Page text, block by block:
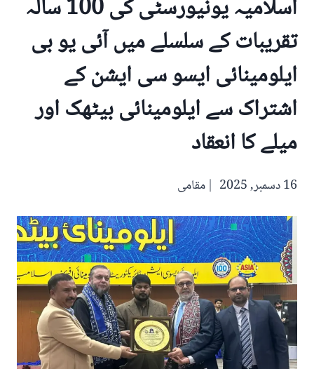
اسلامیہ یونیورسٹی کی 100 سالہ
تقریبات کے سلسلے میں آئی یو بی
ایلومینائی ایسو سی ایشن کے
اشتراک سے ایلومینائی بیٹھک اور
میلے کا انعقاد
16 دسمبر, 2025 مقامی